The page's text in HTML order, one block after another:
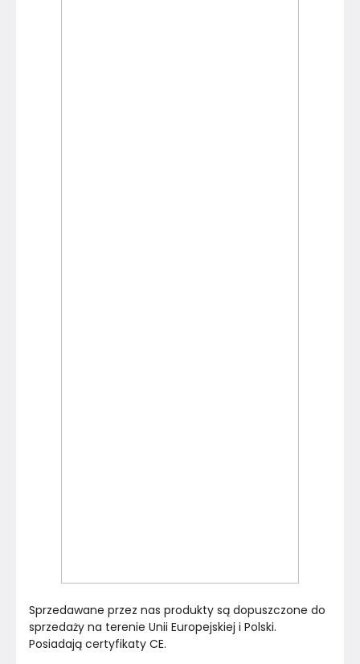
Sprzedawane przez nas produkty są dopuszczone do
sprzedaży na terenie Unii Europejskiej i Polski.
Posiadają certyfikaty CE.